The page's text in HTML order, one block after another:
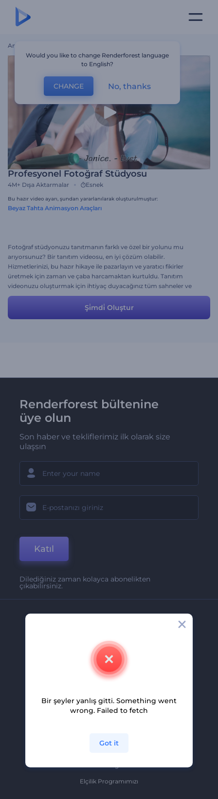
Ana Sayfa
Profesyonel Fotoğraf Stüdyosu
4M+ Dışa Aktarmalar Esnek
Bu hazır video ayarı, şundan yararlanılarak oluşturulmuştur:
Beyaz Tahta Animasyon Araçları
Fotoğraf stüdyonuzu tanıtmanın farklı ve özel bir yolunu mu
arıyorsunuz? Bir tanıtım videosu, en iyi çözüm olabilir.
Hizmetlerinizi, bu hazır hikaye ile pazarlayın ve yaratıcı fikirler
üretmek için zaman ve çaba harcamaktan kurtuldu. Tanıtım
videonuzu oluşturmak için ihtiyaç duyacağınız tüm sahneler ve
bilgiler, bu hikayede mevcut. Sahneler üzerinde değişiklik de
yapabilirsiniz. Yani, kendi ihtiyaçlarınıza göre sahneleri uyarlama
konusunda özgürsünüz.
Şi̇mdi̇ Oluştur
Renderforest bültenine
üye olun
Son haber ve tekliflerimiz ilk olarak size
ulaşsın
Katıl
Dilediğiniz zaman kolayca abonelikten
çıkabilirsiniz.
İletişim
Kariyer
Ortaklık Programı
Elçilik Programımızı
Would you like to change Renderforest language
to English?
CHANGE No, thanks
Bir şeyler yanlış gitti. Something went
wrong. Failed to fetch
Got it